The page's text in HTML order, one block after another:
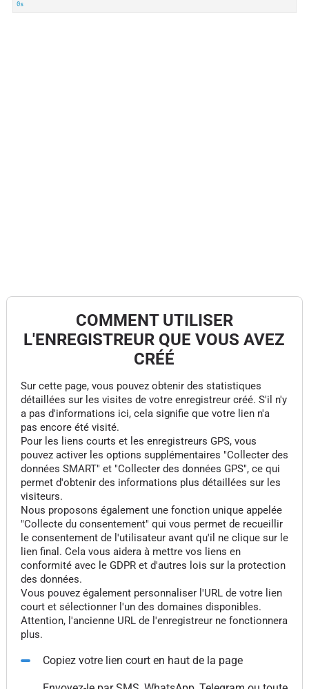
0s
COMMENT UTILISER
L'ENREGISTREUR QUE VOUS AVEZ
CRÉÉ
Sur cette page, vous pouvez obtenir des statistiques
détaillées sur les visites de votre enregistreur créé. S'il n'y
a pas d'informations ici, cela signifie que votre lien n'a
pas encore été visité.
Pour les liens courts et les enregistreurs GPS, vous
pouvez activer les options supplémentaires "Collecter des
données SMART" et "Collecter des données GPS", ce qui
permet d'obtenir des informations plus détaillées sur les
visiteurs.
Nous proposons également une fonction unique appelée
"Collecte du consentement" qui vous permet de recueillir
le consentement de l'utilisateur avant qu'il ne clique sur le
lien final. Cela vous aidera à mettre vos liens en
conformité avec le GDPR et d'autres lois sur la protection
des données.
Vous pouvez également personnaliser l'URL de votre lien
court et sélectionner l'un des domaines disponibles.
Attention, l'ancienne URL de l'enregistreur ne fonctionnera
plus.
Copiez votre lien court en haut de la page